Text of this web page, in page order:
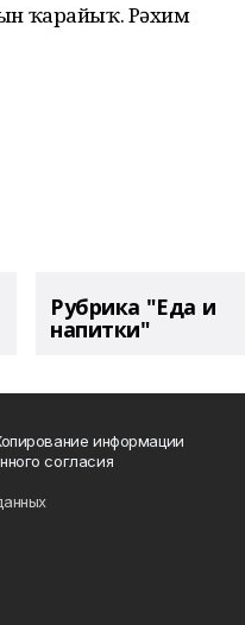
ҡарайыҡ. Рәхим
Рубрика "Еда и
напитки"
информации
согласия